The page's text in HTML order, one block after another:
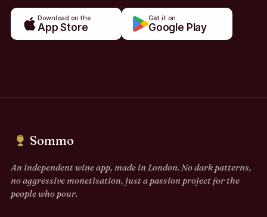
Download on the
App Store
Get it on
Google Play
Sommo
An independent wine app, made in London. No dark patterns,
no aggressive monetisation, just a passion project for the
people who pour.